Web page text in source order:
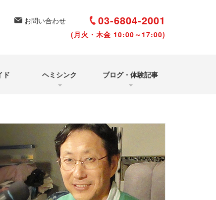
お問い合わせ 03-6804-2001
(月火・木金 10:00～17:00)
ド ヘミシンク
よくあるご質問
ブログ・体験記事
体験シェアルーム